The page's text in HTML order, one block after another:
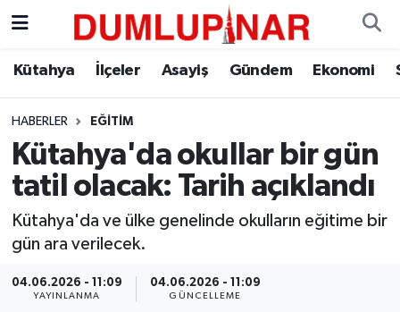
Kütahya İlçeler Asayiş Gündem Ekonomi
HABERLER EĞITIM
Kütahya'da okullar bir gün
tatil olacak: Tarih açıklandı
Kütahya'da ve ülke genelinde okulların eğitime bir
gün ara verilecek.
04.06.2026 - 11:09
YAYINLANMA
04.06.2026 - 11:09
GÜNCELLEME
Asayiş
Diğer
Dünya
Ekonomi
Eleman
Kütahya Hava Durumu
Kütahya Trafik Yoğunluk Haritası
Süper Lig Puan Durumu ve Fikstür
Son Dakika Haberleri
Haber Arşivi